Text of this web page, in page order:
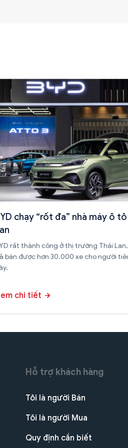
chạy “rốt đa” nhà máy ô
rất thành công ở thị trường Thái
bán được hơn 30.000 xe cho người
chi tiết
Hỗ trợ khách hàng
Tôi là người Bán
Tôi là người Mua
Quy định cần biết